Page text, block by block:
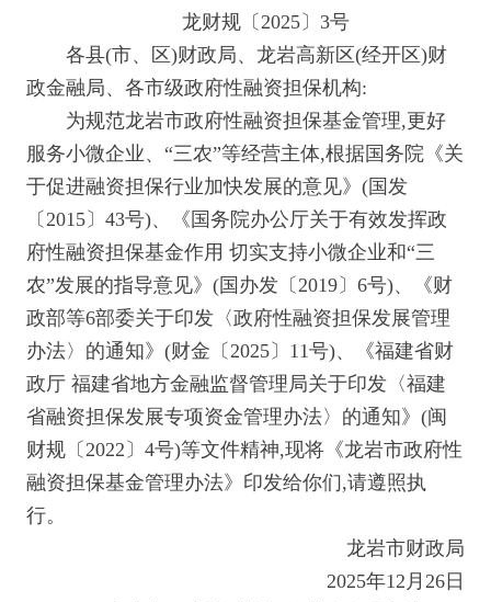
龙财规〔2025〕3号
各县(市、区)财政局、龙岩高新区(经开区)财
政金融局、各市级政府性融资担保机构:
为规范龙岩市政府性融资担保基金管理,更好
服务小微企业、“三农”等经营主体,根据国务院《关
于促进融资担保行业加快发展的意见》(国发
〔2015〕43号)、《国务院办公厅关于有效发挥政
府性融资担保基金作用 切实支持小微企业和“三
农”发展的指导意见》(国办发〔2019〕6号)、《财
政部等6部委关于印发〈政府性融资担保发展管理
办法〉的通知》(财金〔2025〕11号)、《福建省财
政厅 福建省地方金融监督管理局关于印发〈福建
省融资担保发展专项资金管理办法〉的通知》(闽
财规〔2022〕4号)等文件精神,现将《龙岩市政府性
融资担保基金管理办法》印发给你们,请遵照执
行。
龙岩市财政局
2025年12月26日